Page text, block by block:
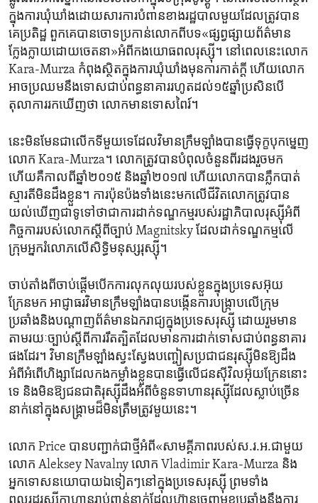
ក្នុងការ​ឃុំឃាំង​ដោយសារការ​បំពាន​ខាង​រដ្ឋបាលមួយ​ដែលត្រូវ​បាន​
គេ​ប្រតិដ្ឋ ​ពួក​គេ​បាន​ចោទ​ប្រកាន់​លោក​ពី​បទ«ផ្សព្វផ្សាយ​ព័ត៌មាន​
ក្លែងក្លាយដោយ​ចេតនា​‍»អំពីកង​យោធពល​រុស្ស៊ី។ ​នៅ​ពេល​នេះ​លោក
Kara-Murza ​កំពុងស្ថិត​ក្នុងការ​ឃុំឃាំងមុន​ការ​កាត់​ក្តី​ ហើយ​លោក​
អាច​ប្រឈម​នឹងទោស​ជាប់ពន្ធនាគាររហូត​ដល់១៥ឆ្នាំ​ប្រសិនបើ​
តុលាការ​រក​ឃើញ​ថា ​លោក​មានទោសពៃរ៍។
នេះ​មិនមែន​ជា​លើក​ទី​មួយ​ទេ​ដែល​វិមាន​ក្រឹមឡាំងបាន​ធ្វើទុក្ខបុកម្នេញ​
លោក Kara-Murza។ លោក​ត្រូវ​បាន​បំពុល​ចំនួន​ពីរ​ដង​រួច​មក​
ហើយ​គឺកាលពី​ឆ្នាំ២០១៥​ និង​ឆ្នាំ២០១៧​ ហើយ​លោក​បាន​ភ្លឹក​បាត់​
ស្មារតី​មិន​ដឹង​ខ្លួន។ ការ​ប៉ុនប៉ង​ទាំង​នេះ​មក​លើ​ជីវិត​លោក​ត្រូវ​បាន​
យល់​ឃើញជា​ទូទៅ​ថា​ជាការ​ដាក់​ទណ្ឌកម្មរបស់​រដ្ឋាភិបាល​រុស្ស៊ីអំពី
កិច្ចការ​របស់​លោក​ស្តីពី​ច្បាប់ Magnitsky ដែលដាក់​ទណ្ឌកម្ម​លើ​
ក្រុមអ្នក​រំលោភ​លើ​សិទ្ធិ​មនុស្ស​រុស្ស៊ី។​
ចាប់តាំង​ពី​ចាប់ផ្ដើមបើក​ការ​លុកលុយរបស់​ខ្លួនក្នុងប្រទេស​អ៊ុយ
ក្រែនមក អាជ្ញាធរ​វិមាន​ក្រឹមឡាំង​បាន​បង្កើន​ការ​បង្ក្រាប​លើក្រុម​
ប្រឆាំង​និងបណ្តាញ​ព័ត៌មានឯករាជ្យ​ក្នុង​ប្រទេស​រុស្ស៊ី ដោយរួម​មាន​
តាមរយៈ​ច្បាប់​ស្តី​ពី​ការ​រឹតត្បិតដែល​មាន​ការ​ដាក់ទោស​ជាប់ពន្ធនាគារ​
ផង​ដែរ។ វិមាន​ក្រឹមឡាំងស្វះស្វែង​បញ្ចៀស​ប្រជាជន​រុស្ស៊ី​មិនឱ្យដឹង​
អំពី​អំពើ​ហិង្សា​ដែល​កង​កម្លាំង​ខ្លួន​បាន​ធ្វើ​លើ​ជន​ស៊ីវិល​អ៊ុយក្រែន​នោះ​
ទេ និង​មិន​ឱ្យជនជាតិ​រុស្ស៊ី​ដឹងអំពី​ចំនួន​ទាហាន​រុស្ស៊ី​ដែល​ស្លាប់​ច្រើន​
នាក់​នៅ​ក្នុង​សង្គ្រាម​ដ៏​មិន​ត្រឹមត្រូវ​មួយ​នេះ។
លោក Price បាន​បញ្ជាក់​ជា​ថ្មីអំពី«​សាមគ្គីភាព​របស់​ស.រ.អ.ជាមួយ
លោក Aleksey Navalny លោក Vladimir Kara-Murza និង
អ្នក​ទោស​នយោបាយ​ឯ​ទៀតៗនៅ​ក្នុង​ប្រទេស​រុស្ស៊ី ព្រមទាំង